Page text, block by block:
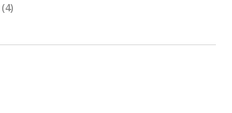
(4)